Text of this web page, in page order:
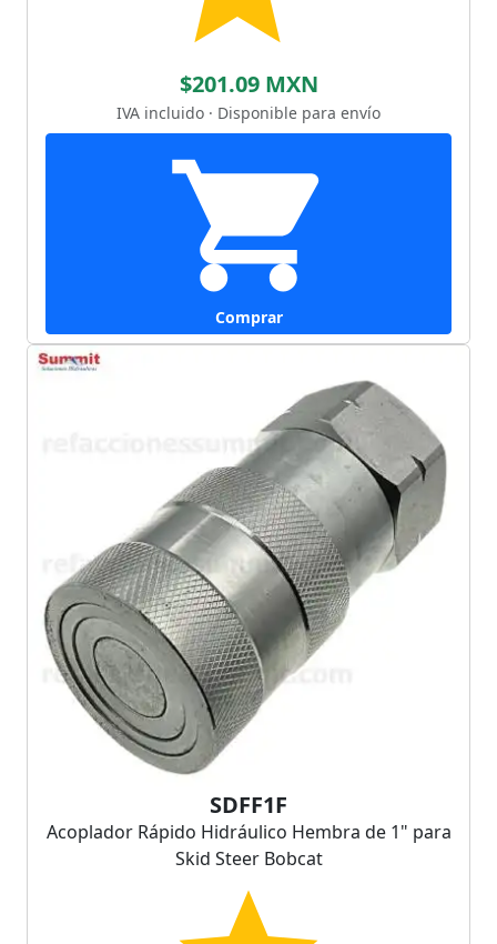
$201.09 MXN
IVA incluido · Disponible para envío
Comprar
SDFF1F
Acoplador Rápido Hidráulico Hembra de 1" para
Skid Steer Bobcat